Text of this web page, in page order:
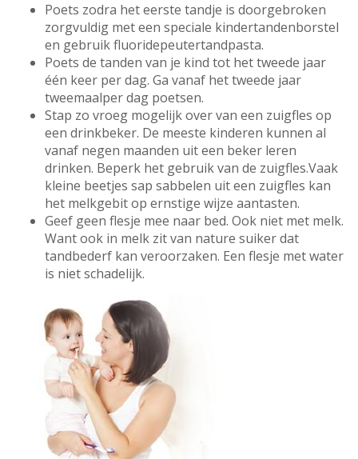
Poets zodra het eerste tandje is doorgebroken
zorgvuldig met een speciale kindertandenborstel
en gebruik fluoridepeutertandpasta.
Poets de tanden van je kind tot het tweede jaar
één keer per dag. Ga vanaf het tweede jaar
tweemaalper dag poetsen.
Stap zo vroeg mogelijk over van een zuigfles op
een drinkbeker. De meeste kinderen kunnen al
vanaf negen maanden uit een beker leren
drinken. Beperk het gebruik van de zuigfles.Vaak
kleine beetjes sap sabbelen uit een zuigfles kan
het melkgebit op ernstige wijze aantasten.
Geef geen flesje mee naar bed. Ook niet met melk.
Want ook in melk zit van nature suiker dat
tandbederf kan veroorzaken. Een flesje met water
is niet schadelijk.